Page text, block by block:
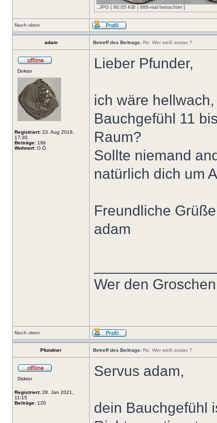
..JPG [ 80.05 KiB | 888-mal betrachtet ]
Nach oben
adam Betreff des Beitrags: Re: Wer weiß sowas ?
Doktor
Registriert: 23. Aug 2018,
17:30
Beiträge: 196
Wohnort: O.Ö.
Lieber Pfunder,
ich wäre
Bauchgefühl 11
Raum?
Sollte niemand
natürlich dich um
Freundliche Grüße
adam
Wer den
Nach oben
Pfundner Betreff des Beitrags: Re: Wer weiß sowas ?
Doktor
Registriert: 28. Jan 2021,
11:15
Beiträge: 120
Servus adam,
dein Bauchgefühl